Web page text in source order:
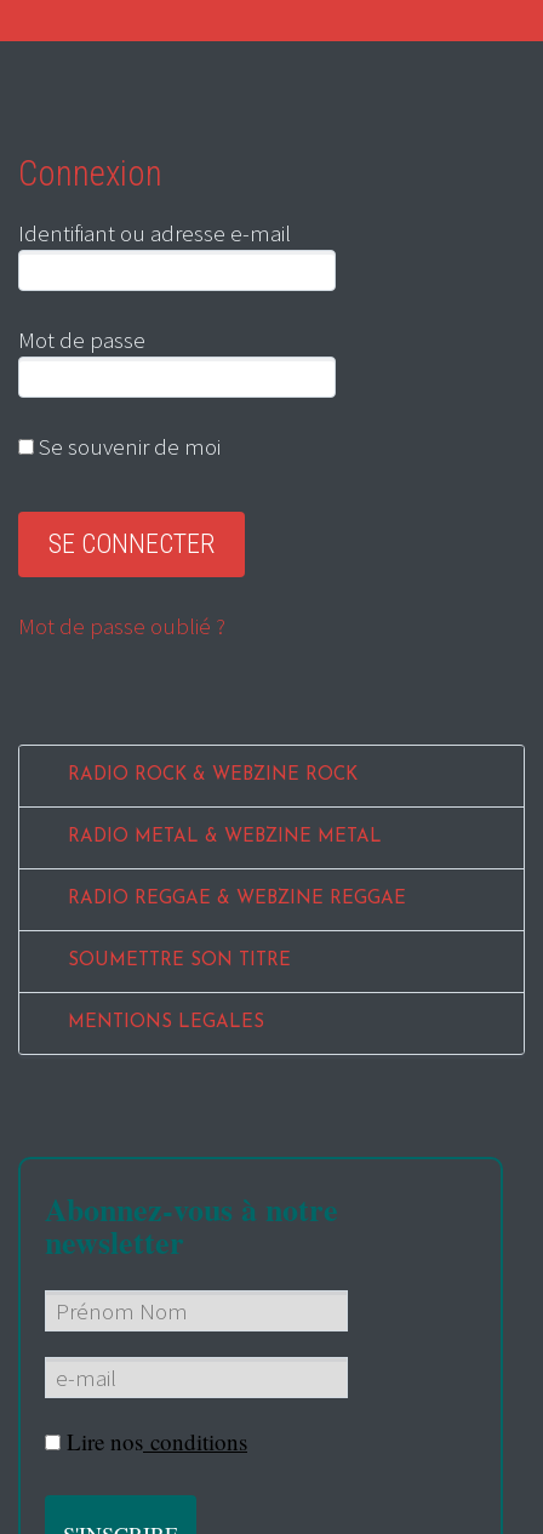
Connexion
Identifiant ou adresse e-mail
Mot de passe
Se souvenir de moi
Mot de passe oublié ?
RADIO ROCK & WEBZINE ROCK
RADIO METAL & WEBZINE METAL
RADIO REGGAE & WEBZINE REGGAE
SOUMETTRE SON TITRE
MENTIONS LEGALES
Abonnez-vous à notre
newsletter
Lire nos conditions